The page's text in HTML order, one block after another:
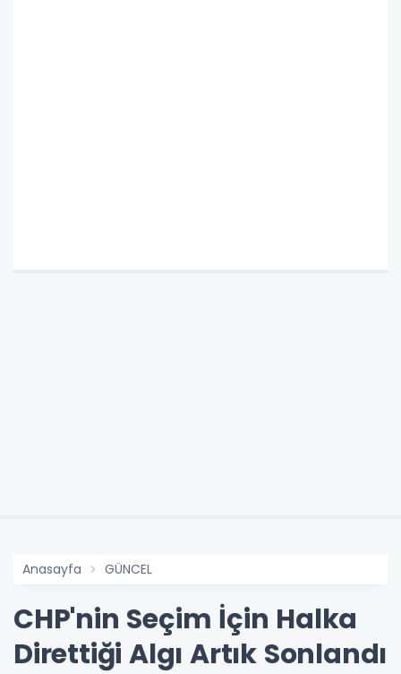
Anasayfa GÜNCEL
CHP'nin Seçim İçin Halka
Direttiği Algı Artık Sonlandı